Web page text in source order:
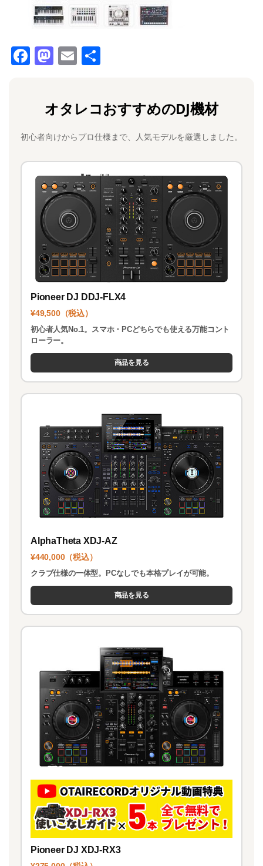
F
b
o
o
k
M
o
d
o
n
E
l
オタレコおすすめのDJ機材
初心者向けからプロ仕様まで、人気モデルを厳選しました。
Pioneer DJ DDJ-FLX4
¥49,500（税込）
初心者人気No.1。スマホ・PCどちらでも使える万能コント
ローラー。
商品を見る
AlphaTheta XDJ-AZ
¥440,000（税込）
クラブ仕様の一体型。PCなしでも本格プレイが可能。
商品を見る
Pioneer DJ XDJ-RX3